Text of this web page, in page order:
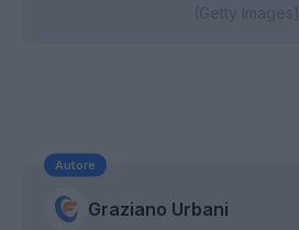
Autore
Graziano Urbani